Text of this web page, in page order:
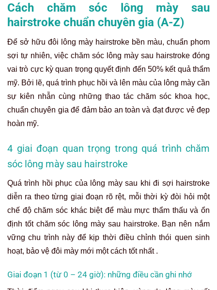
Cách chăm sóc lông mày sau
hairstroke chuẩn chuyên gia (A-Z)
Để sở hữu đôi lông mày hairstroke bền màu, chuẩn phom
sợi tự nhiên, việc chăm sóc lông mày sau hairstroke đóng
vai trò cực kỳ quan trọng quyết định đến 50% kết quả thẩm
mỹ. Bởi lẽ, quá trình phục hồi và lên màu của lông mày cần
sự kiên nhẫn cùng những thao tác chăm sóc khoa học,
chuẩn chuyên gia để đảm bảo an toàn và đạt được vẻ đẹp
hoàn mỹ.
4 giai đoạn quan trọng trong quá trình chăm
sóc lông mày sau hairstroke
Quá trình hồi phục của lông mày sau khi đi sợi hairstroke
diễn ra theo từng giai đoạn rõ rệt, mỗi thời kỳ đòi hỏi một
chế độ chăm sóc khác biệt để màu mực thẩm thấu và ổn
định tốt chăm sóc lông mày sau hairstroke. Bạn nên nắm
vững chu trình này để kịp thời điều chỉnh thói quen sinh
hoạt, bảo vệ đôi mày mới một cách tốt nhất .
Giai đoạn 1 (từ 0 – 24 giờ): những điều cần ghi nhớ